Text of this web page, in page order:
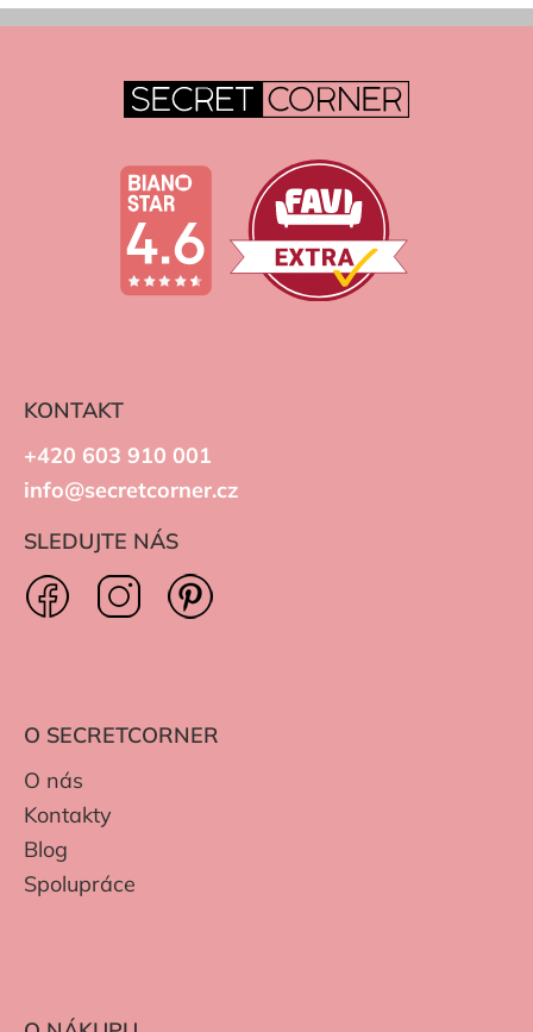
KONTAKT
+420 603 910 001
info@secretcorner.cz
SLEDUJTE NÁS
O SECRETCORNER
O nás
Kontakty
Blog
Spolupráce